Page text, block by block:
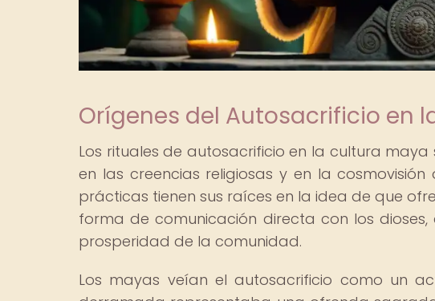
Orígenes del Autosacrificio en
Los rituales de autosacrificio en la cultura
en las creencias religiosas y en la
prácticas tienen sus raíces en la idea de que
forma de comunicación directa con los
prosperidad de la comunidad.
Los mayas veían el autosacrificio como un